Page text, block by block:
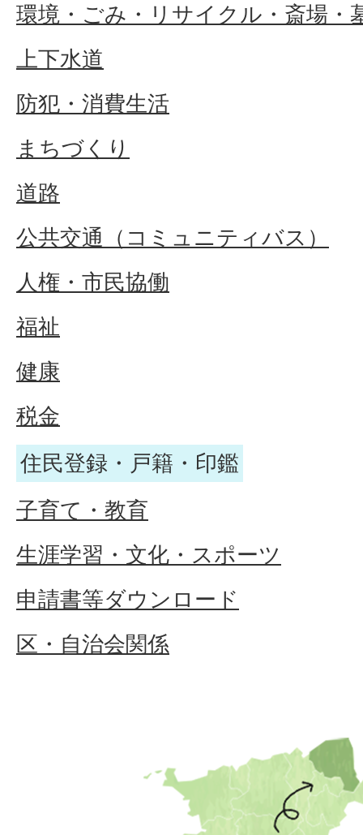
環境・ごみ・リサイクル・斎場・
上下水道
防犯・消費生活
まちづくり
道路
公共交通（コミュニティバス）
人権・市民協働
福祉
健康
税金
住民登録・戸籍・印鑑
子育て・教育
生涯学習・文化・スポーツ
申請書等ダウンロード
区・自治会関係